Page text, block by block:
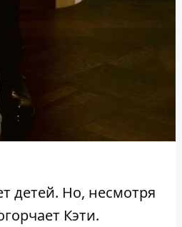
детей. Но, несмотря
Кэти.